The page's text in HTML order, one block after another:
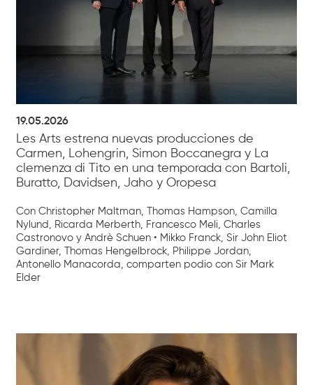
19.05.2026
Les Arts estrena nuevas producciones de
Carmen, Lohengrin, Simon Boccanegra y La
clemenza di Tito en una temporada con Bartoli,
Buratto, Davidsen, Jaho y Oropesa
Con Christopher Maltman, Thomas Hampson, Camilla
Nylund, Ricarda Merberth, Francesco Meli, Charles
Castronovo y Andrè Schuen • Mikko Franck, Sir John Eliot
Gardiner, Thomas Hengelbrock, Philippe Jordan,
Antonello Manacorda, comparten podio con Sir Mark
Elder